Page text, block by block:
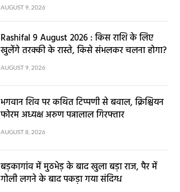
AUGUST 9, 2026
Rashifal 9 August 2026 : किस राशि के लिए
खुलेंगे तरक्की के रास्ते, किसे संभलकर चलना होगा?
AUGUST 9, 2026
भगवान शिव पर कथित टिप्पणी से बवाल, क्रिश्चियन
फोरम अध्यक्ष अरुण पन्नालाल गिरफ्तार
AUGUST 8, 2026
बड़कागांव में मुठभेड़ के बाद खुला बड़ा राज, पैर में
गोली लगने के बाद पकड़ा गया संदिग्ध